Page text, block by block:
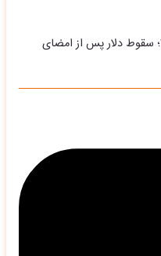
قیمت دلار امروز دوشنبه ۲۵ خرداد ۱۴۰۵؛ سقوط دلار پس از امضای